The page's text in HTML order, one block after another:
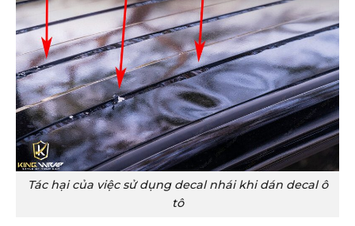
Tác hại của việc sử dụng decal nhái khi dán decal ô
tô